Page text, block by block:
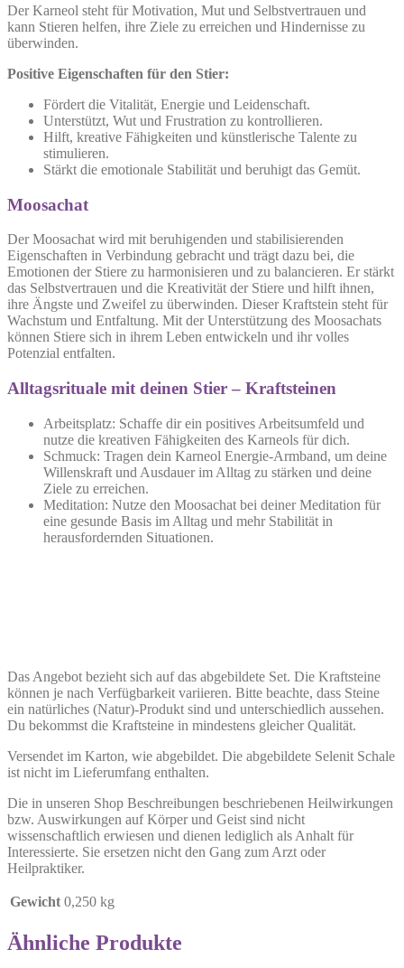
Der Karneol steht für Motivation, Mut und Selbstvertrauen und
kann Stieren helfen, ihre Ziele zu erreichen und Hindernisse zu
überwinden.
Positive Eigenschaften für den Stier:
Fördert die Vitalität, Energie und Leidenschaft.
Unterstützt, Wut und Frustration zu kontrollieren.
Hilft, kreative Fähigkeiten und künstlerische Talente zu
stimulieren.
Stärkt die emotionale Stabilität und beruhigt das Gemüt.
Moosachat
Der Moosachat wird mit beruhigenden und stabilisierenden
Eigenschaften in Verbindung gebracht und trägt dazu bei, die
Emotionen der Stiere zu harmonisieren und zu balancieren. Er stärkt
das Selbstvertrauen und die Kreativität der Stiere und hilft ihnen,
ihre Ängste und Zweifel zu überwinden. Dieser Kraftstein steht für
Wachstum und Entfaltung. Mit der Unterstützung des Moosachats
können Stiere sich in ihrem Leben entwickeln und ihr volles
Potenzial entfalten.
Alltagsrituale mit deinen Stier – Kraftsteinen
Arbeitsplatz: Schaffe dir ein positives Arbeitsumfeld und
nutze die kreativen Fähigkeiten des Karneols für dich.
Schmuck: Tragen dein Karneol Energie-Armband, um deine
Willenskraft und Ausdauer im Alltag zu stärken und deine
Ziele zu erreichen.
Meditation: Nutze den Moosachat bei deiner Meditation für
eine gesunde Basis im Alltag und mehr Stabilität in
herausfordernden Situationen.
Das Angebot bezieht sich auf das abgebildete Set. Die Kraftsteine
können je nach Verfügbarkeit variieren. Bitte beachte, dass Steine
ein natürliches (Natur)-Produkt sind und unterschiedlich aussehen.
Du bekommst die Kraftsteine in mindestens gleicher Qualität.
Versendet im Karton, wie abgebildet. Die abgebildete Selenit Schale
ist nicht im Lieferumfang enthalten.
Die in unseren Shop Beschreibungen beschriebenen Heilwirkungen
bzw. Auswirkungen auf Körper und Geist sind nicht
wissenschaftlich erwiesen und dienen lediglich als Anhalt für
Interessierte. Sie ersetzen nicht den Gang zum Arzt oder
Heilpraktiker.
Gewicht 0,250 kg
Ähnliche Produkte